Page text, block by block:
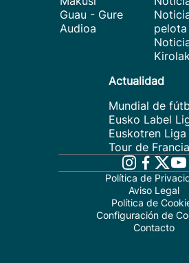
Guau - Gure
Audioa
pelota
Actualidad
Mundial de
Eusko Label
Euskotren Liga
Tour de Francia
Política de
Aviso Legal
Política de
Configuración de
Contacto